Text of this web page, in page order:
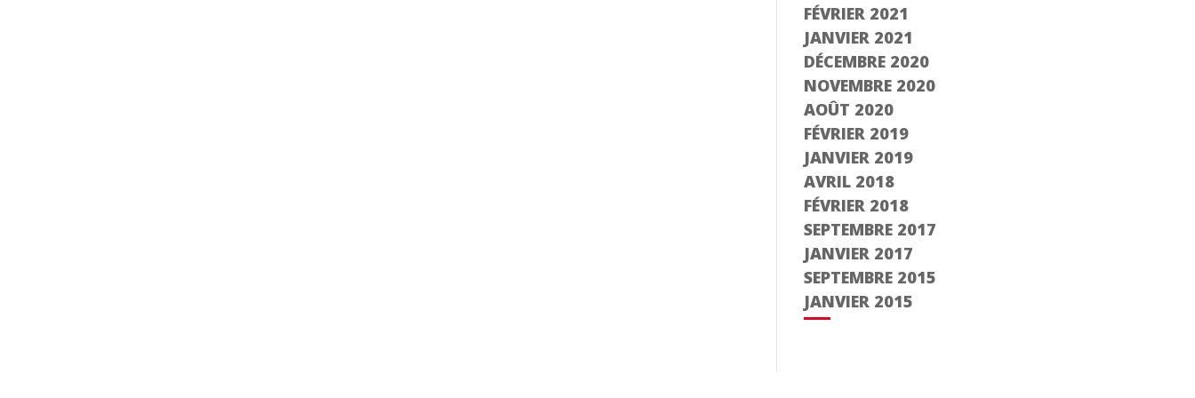
FÉVRIER 2021
JANVIER 2021
DÉCEMBRE 2020
NOVEMBRE 2020
AOÛT 2020
FÉVRIER 2019
JANVIER 2019
AVRIL 2018
FÉVRIER 2018
SEPTEMBRE 2017
JANVIER 2017
SEPTEMBRE 2015
JANVIER 2015